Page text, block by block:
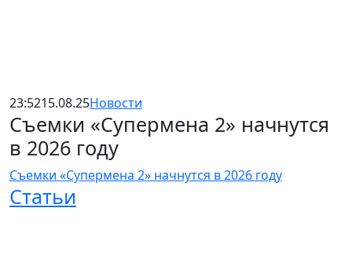
23:5215.08.25Новости
Съемки «Супермена 2» начнутся
в 2026 году
Съемки «Супермена 2» начнутся в 2026 году
Статьи